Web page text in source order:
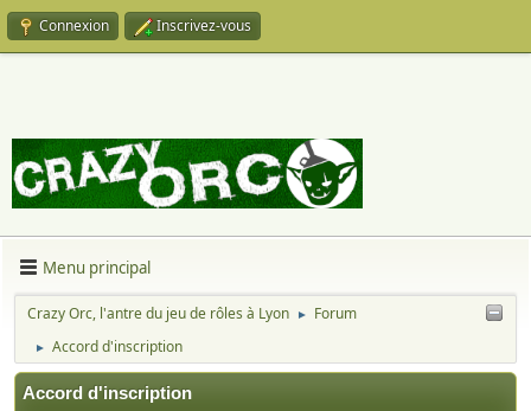
Connexion Inscrivez-vous
Menu principal
Crazy Orc, l'antre du jeu de rôles à Lyon ► Forum
► Accord d'inscription
Accord d'inscription